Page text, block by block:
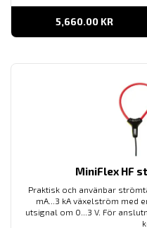
5,660.00 KR
MiniFlex HF
Praktisk och använbar
mA...3 kA växelström med
utsignal om 0...3 V. För